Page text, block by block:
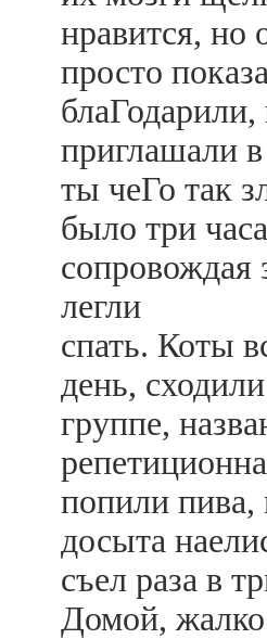
нравится, но
просто
приглашали
ты чеГо так
было три
сопровождая
легли
спать. Коты
день,
группе,
попили
досыта
съел раза в
Домой,